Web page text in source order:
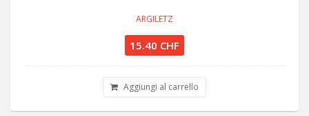
ARGILETZ
15.40 CHF
Aggiungi al carrello